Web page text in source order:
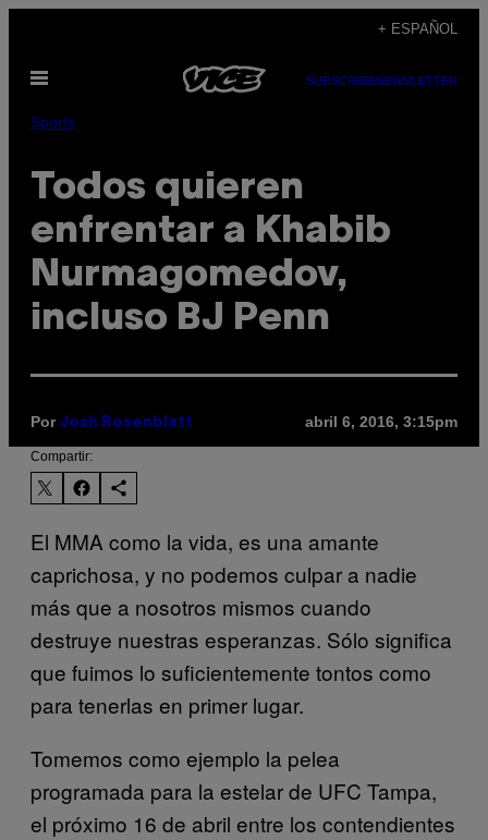
contenido
+ ESPAÑOL
Abrir
SUBSCRIBENEWSLETTER
Sports
Todos quieren
enfrentar a Khabib
Nurmagomedov,
incluso BJ Penn
Por Josh Rosenblatt abril 6, 2016, 3:15pm
Compartir:
El MMA como la vida, es una amante
caprichosa, y no podemos culpar a nadie
más que a nosotros mismos cuando
destruye nuestras esperanzas. Sólo significa
que fuimos lo suficientemente tontos como
para tenerlas en primer lugar.
Tomemos como ejemplo la pelea
programada para la estelar de UFC Tampa,
el próximo 16 de abril entre los contendientes